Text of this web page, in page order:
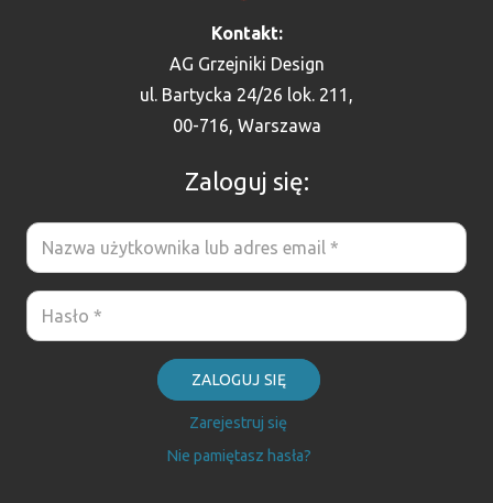
Kontakt:
AG Grzejniki Design
ul. Bartycka 24/26 lok. 211,
00-716, Warszawa
Zaloguj się:
ZALOGUJ SIĘ
Zarejestruj się
Nie pamiętasz hasła?